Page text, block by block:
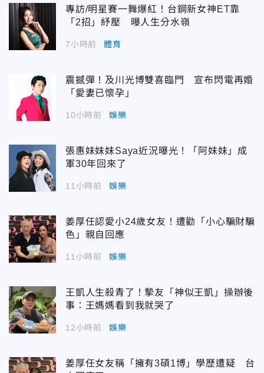
專訪/明星賽一舞爆紅！台鋼新女神ET靠
「2招」紓壓 曝人生分水嶺
7小時前 體育
震撼彈！及川光博雙喜臨門 宣布閃電再婚
「愛妻已懷孕」
10小時前 娛樂
張惠妹妹妹Saya近況曝光！「阿妹妹」成
軍30年回來了
11小時前 娛樂
姜厚任認愛小24歲女友！遭勸「小心騙財騙
色」親自回應
11小時前 娛樂
王凱人生殺青了！摯友「神似王凱」操辦後
事：王媽媽看到我就哭了
12小時前 娛樂
姜厚任女友稱「擁有3碩1博」學歷遭疑 台